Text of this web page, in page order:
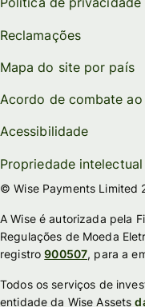
Reclamações
Mapa do site por país
Acordo de combate
Acessibilidade
Propriedade intelectual
© Wise Payments Limited
A Wise é autorizada pela
Regulações de Moeda
registro900507, para a
Todos os serviços de
entidade da Wise Assets